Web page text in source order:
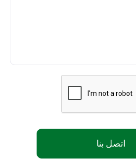
اتصل بنا